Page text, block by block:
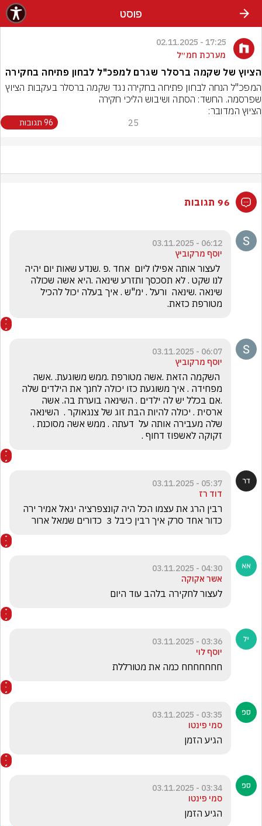
פוסט
17:25 - 02.11.2025
מערכת חמ״ל
הציוץ של שקמה ברסלר שגרם למפכ"ל לבחון פתיחה בחקירה
המפכ"ל הנחה לבחון פתיחה בחקירה נגד שקמה ברסלר בעקבות הציוץ
שפרסמה. החשד: הסתה ושיבוש הליכי חקירה
הציוץ המדובר:
25 96 תגובות
96 תגובות
06:12 - 03.11.2025
יוסף מרקוביץ
מטורפת כזאת.
06:07 - 03.11.2025
יוסף מרקוביץ
זקוקה לאשפוז דחוף .
05:37 - 03.11.2025
דוד רז
כדור אחד סרק איך רבין כיבל 3  כדורים שמאל ארור
04:30 - 03.11.2025
אשר אקוקה
לעצור לחקירה בלהב עוד היום
03:36 - 03.11.2025
יוסף לוי
חחחחחחח כמה את מטורללת
03:35 - 03.11.2025
סמי פינטו
הגיע הזמן
03:34 - 03.11.2025
סמי פינטו
הגיע הזמן